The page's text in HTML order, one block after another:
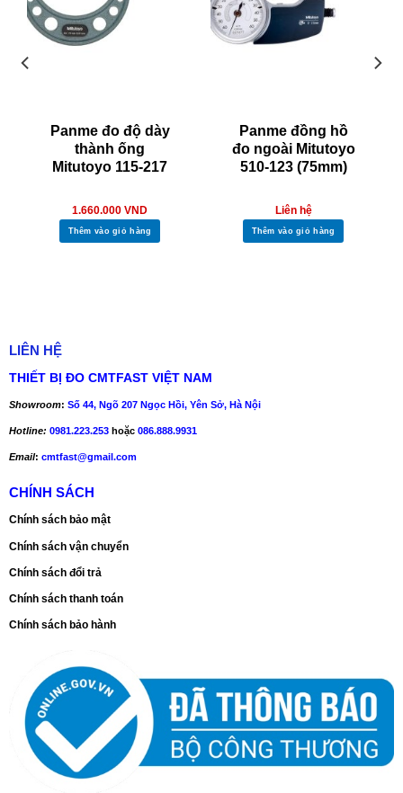
Panme đo độ dày
thành ống
Mitutoyo 115-217
1.660.000 VND
Thêm vào giỏ hàng
Panme đồng hồ
đo ngoài Mitutoyo
510-123 (75mm)
Liên hệ
Thêm vào giỏ hàng
LIÊN HỆ
THIẾT BỊ ĐO CMTFAST VIỆT NAM
Showroom: Số 44, Ngõ 207 Ngọc Hồi, Yên Sở, Hà Nội
Hotline: 0981.223.253 hoặc086.888.9931
Email: cmtfast@gmail.com
CHÍNH SÁCH
Chính sách bảo mật
Chính sách vận chuyển
Chính sách đổi trả
Chính sách thanh toán
Chính sách bảo hành